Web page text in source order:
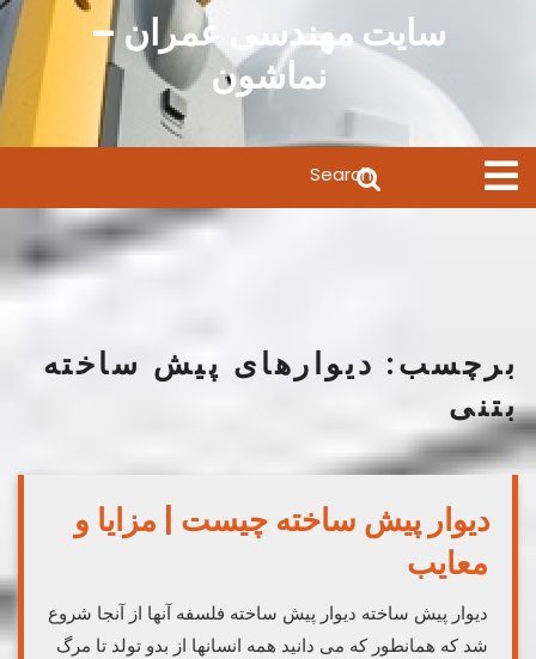
سایت مهندسی عمران –
نماشون
Open
Menu
for:
برچسب: دیوارهای پیش ساخته
بتنی
دیوار پیش ساخته چیست | مزایا و
معایب
دیوار پیش ساخته دیوار پیش ساخته فلسفه آنها از آنجا شروع
شد که همانطور که می دانید همه انسانها از بدو تولد تا مرگ